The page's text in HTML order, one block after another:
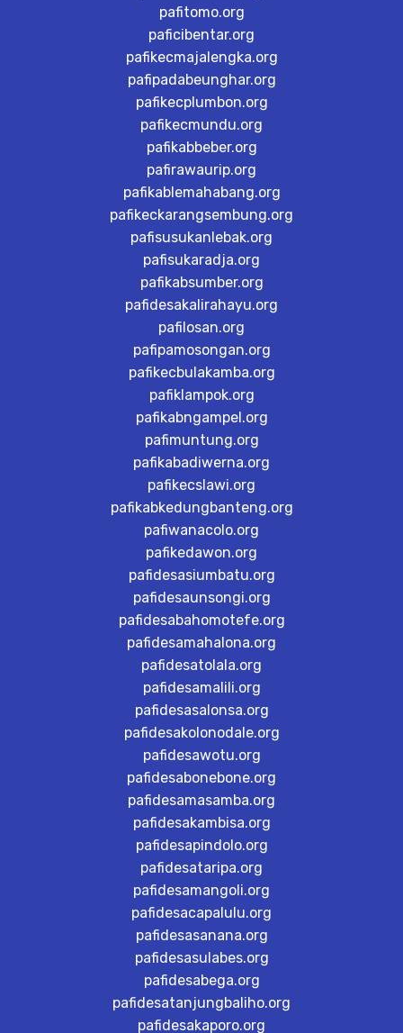
pafitomo.org
paficibentar.org
pafikecmajalengka.org
pafipadabeunghar.org
pafikecplumbon.org
pafikecmundu.org
pafikabbeber.org
pafirawaurip.org
pafikablemahabang.org
pafikeckarangsembung.org
pafisusukanlebak.org
pafisukaradja.org
pafikabsumber.org
pafidesakalirahayu.org
pafilosan.org
pafipamosongan.org
pafikecbulakamba.org
pafiklampok.org
pafikabngampel.org
pafimuntung.org
pafikabadiwerna.org
pafikecslawi.org
pafikabkedungbanteng.org
pafiwanacolo.org
pafikedawon.org
pafidesasiumbatu.org
pafidesaunsongi.org
pafidesabahomotefe.org
pafidesamahalona.org
pafidesatolala.org
pafidesamalili.org
pafidesasalonsa.org
pafidesakolonodale.org
pafidesawotu.org
pafidesabonebone.org
pafidesamasamba.org
pafidesakambisa.org
pafidesapindolo.org
pafidesataripa.org
pafidesamangoli.org
pafidesacapalulu.org
pafidesasanana.org
pafidesasulabes.org
pafidesabega.org
pafidesatanjungbaliho.org
pafidesakaporo.org